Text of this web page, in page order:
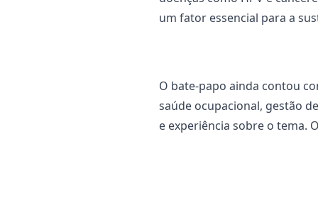
um fator essencial para a
O bate-papo ainda contou
saúde ocupacional, gestão
e experiência sobre o tema.